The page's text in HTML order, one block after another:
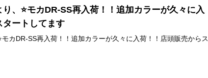
、⭐️モカDR-SS再入荷！！追加カラーが久々に入
タートしてます
モカDR-SS再入荷！！追加カラーが久々に入荷！！店頭販売からス